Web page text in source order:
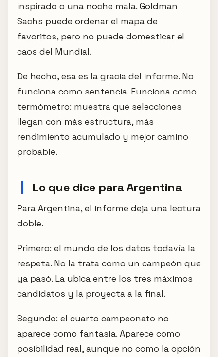
inspirado o una noche mala. Goldman
Sachs puede ordenar el mapa de
favoritos, pero no puede domesticar el
caos del Mundial.
De hecho, esa es la gracia del informe. No
funciona como sentencia. Funciona como
termómetro: muestra qué selecciones
llegan con más estructura, más
rendimiento acumulado y mejor camino
probable.
Lo que dice para Argentina
Para Argentina, el informe deja una lectura
doble.
Primero: el mundo de los datos todavía la
respeta. No la trata como un campeón que
ya pasó. La ubica entre los tres máximos
candidatos y la proyecta a la final.
Segundo: el cuarto campeonato no
aparece como fantasía. Aparece como
posibilidad real, aunque no como la opción